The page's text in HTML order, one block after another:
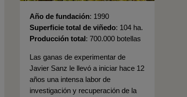
Año de fundación 1990
Superficie total de viñedo 104 ha.
Producción total 700.000 botellas
Las ganas de experimentar de
Javier Sanz le llevó a iniciar hace 12
años una intensa labor de
investigación y recuperación de la